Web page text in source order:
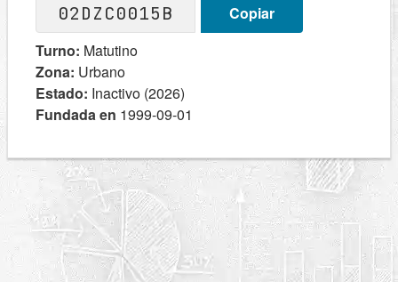
02DZC0015B
Copiar
Turno: Matutino
Zona: Urbano
Estado: Inactivo (2026)
Fundada en 1999-09-01